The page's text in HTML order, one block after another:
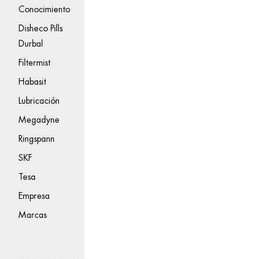
Conocimiento
Disheco Pills
Durbal
Filtermist
Habasit
Lubricación
Megadyne
Ringspann
SKF
Tesa
Empresa
Marcas